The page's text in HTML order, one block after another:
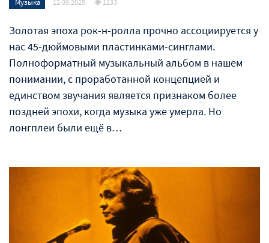
12.09.2025 1233
Золотая эпоха рок-н-ролла прочно ассоциируется у
нас 45-дюймовыми пластинками-синглами.
Полноформатный музыкальный альбом в нашем
понимании, с проработанной концепцией и
единством звучания является признаком более
поздней эпохи, когда музыка уже умерла. Но
лонгплеи были ещё в…